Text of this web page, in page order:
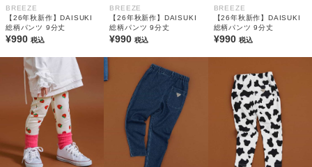
BREEZE
【26年秋新作】DAISUKI
総柄パンツ 9分丈
¥990 税込
BREEZE
【26年秋新作】DAISUKI
総柄パンツ 9分丈
¥990税込
BREEZE
【26年秋新作】DAISUKI
総柄パンツ 9分丈
¥990 税込